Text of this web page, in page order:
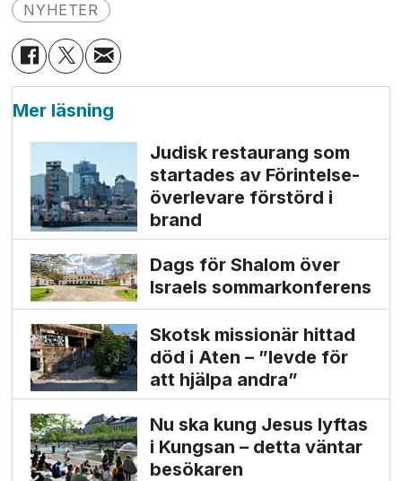
NYHETER
Mer läsning
Judisk restaurang som
startades av Förintelse­
överlevare förstörd i
brand
Dags för Shalom över
Israels sommarkonferens
Skotsk missionär hittad
död i Aten – ”levde för
att hjälpa andra”
Nu ska kung Jesus lyftas
i Kungsan – detta väntar
besökaren